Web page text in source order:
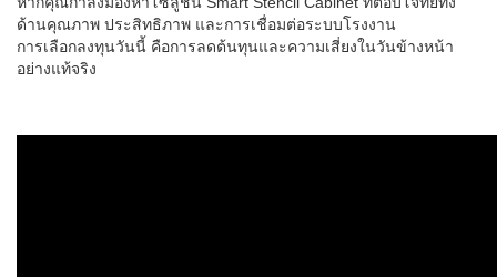
ด้านคุณภาพ ประสิทธิภาพ และการเชื่อมต่อระบบโรงงาน
การเลือกลงทุนวันนี้ คือการลดต้นทุนและความเสี่ยงในวันข้างหน้า
อย่างแท้จริง